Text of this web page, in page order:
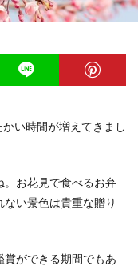
い時間が増えてきまし
。お花見で食べるお弁
い景色は貴重な贈り
賞ができる期間でもあ